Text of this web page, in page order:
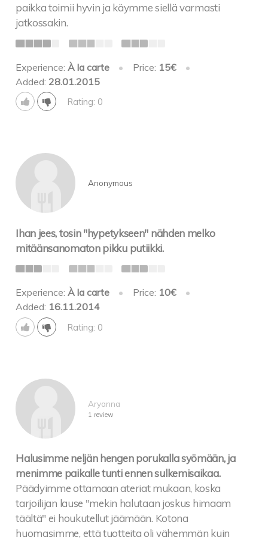
paikka toimii hyvin ja käymme siellä varmasti
jatkossakin.
Experience:À la carte • Price: 15€
•
Added: 28.01.2015
Rating: 0
Anonymous
Ihan jees, tosin "hypetykseen" nähden melko
mitäänsanomaton pikku putiikki.
Experience:À la carte • Price: 10€
•
Added: 16.11.2014
Rating: 0
Aryanna
1 review
Halusimme neljän hengen porukalla syömään, ja
menimme paikalle tunti ennen sulkemisaikaa.
Päädyimme ottamaan ateriat mukaan, koska
tarjoilijan lause "mekin halutaan joskus himaam
täältä" ei houkutellut jäämään. Kotona
huomasimme, että tuotteita oli vähemmän kuin